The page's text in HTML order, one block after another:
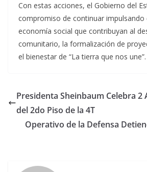
Con estas acciones, el Gobierno del
compromiso de continuar impulsando
economía social que contribuyan al
comunitario, la formalización de
el bienestar de “La tierra que nos une”.
Presidenta Sheinbaum Celebra 2
del 2do Piso de la 4T
Operativo de la Defensa